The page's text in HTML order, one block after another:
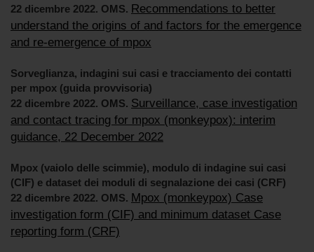
22 dicembre 2022. OMS. Recommendations to better
understand the origins of and factors for the emergence
and re-emergence of mpox
Sorveglianza, indagini sui casi e tracciamento dei contatti
per mpox (guida provvisoria)
22 dicembre 2022. OMS. Surveillance, case investigation
and contact tracing for mpox (monkeypox): interim
guidance, 22 December 2022
Mpox (vaiolo delle scimmie), modulo di indagine sui casi
(CIF) e dataset dei moduli di segnalazione dei casi (CRF)
22 dicembre 2022. OMS. Mpox (monkeypox) Case
investigation form (CIF) and minimum dataset Case
reporting form (CRF)